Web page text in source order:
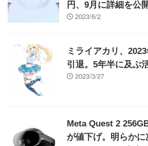
円、9月に詳細を公
2023/6/2
ミライアカリ、
引退。5年半に及ぶ
2023/3/27
Meta Quest 2
が値下げ。明らか